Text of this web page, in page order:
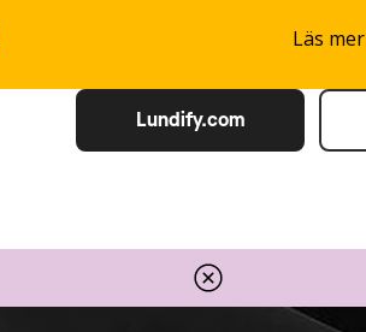
Läs mer
Lundify.com